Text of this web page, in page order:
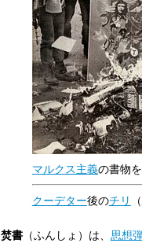
マルクス主義の書物
クーデター後のチリ （
焚書（ふんしょ）は、 思想